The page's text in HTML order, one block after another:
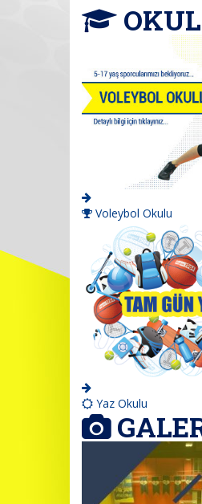
Voleybol Okulu
Yaz Okulu